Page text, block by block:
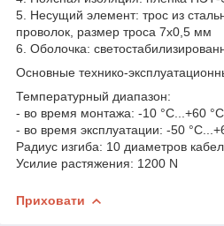
5. Несущий элемент: трос из
проволок, размер троса 7х0,5 мм
6. Оболочка:
Основные технико-
Температурный диапазон:
- во время монтажа: -10 °C...+60 °C
- во время эксплуатации: -50
Радиус изгиба: 10 диаметров
Усилие растяжения: 1200 N
Приховати